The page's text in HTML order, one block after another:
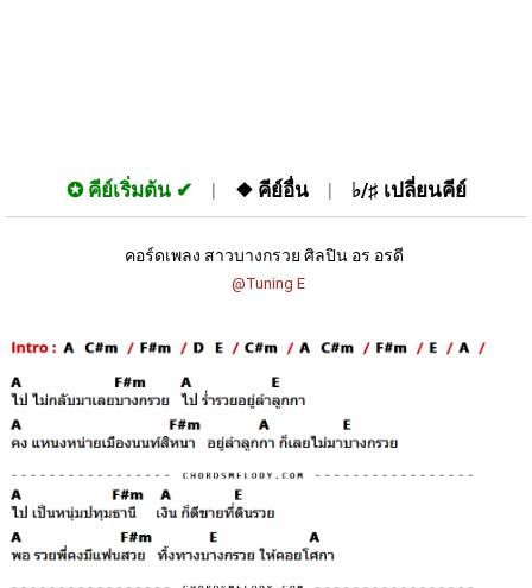
✪ คีย์เริ่มต้น ❖ คีย์อื่น ♭/♯ เปลี่ยนคีย์
คอร์ดเพลง สาวบางกรวย ศิลปิน อร อรดี
@Tuning E